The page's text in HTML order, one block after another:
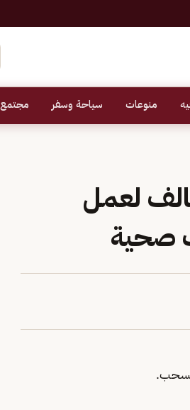
منوعات سياحة وسفر مجتمع
لعمل
صحية